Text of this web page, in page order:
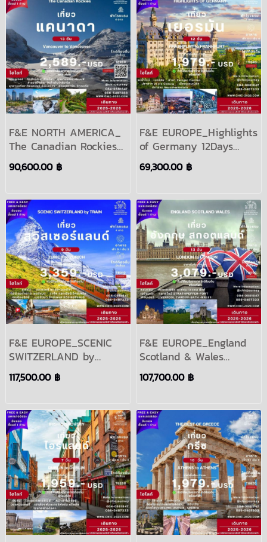
F&E NORTH AMERICA_
The Canadian Rockies
Vancouver to
Vancouver 13Days
90,600.00 ฿
F&E EUROPE_Highlights
of Germany 12Days
Period 2024-2025
69,300.00 ฿
F&E EUROPE_SCENIC
SWITZERLAND by
TRAIN 9Days Period
2024-2025
117,500.00 ฿
F&E EUROPE_England
Scotland & Wales
London to London
13Days Period 2024-
107,700.00 ฿